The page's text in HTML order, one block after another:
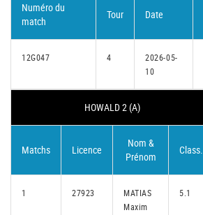
Numéro du
match
Tour Date
12G047 4
2026-05-
10
HOWALD 2 (A)
Matchs Licence
Nom &
Prénom
Class.
1 27923
MATIAS
Maxim
5.1